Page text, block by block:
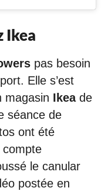
Ikea
pas besoin
Elle s’est
magasin Ikeade
séance de
ont été
compte
le canular
postée en